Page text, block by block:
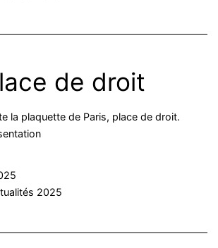
de droit
la plaquette de Paris, place de droit.
2025